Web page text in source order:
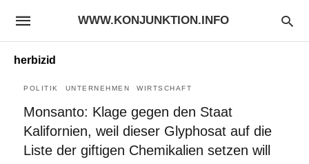
WWW.KONJUNKTION.INFO
herbizid
POLITIK UNTERNEHMEN WIRTSCHAFT
Monsanto: Klage gegen den Staat
Kalifornien, weil dieser Glyphosat auf die
Liste der giftigen Chemikalien setzen will